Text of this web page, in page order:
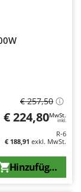
€ 257,50
€ 224,80MwSt.
inkl.
R-6
€ 188,91 exkl. MwSt.
Hinzufügen